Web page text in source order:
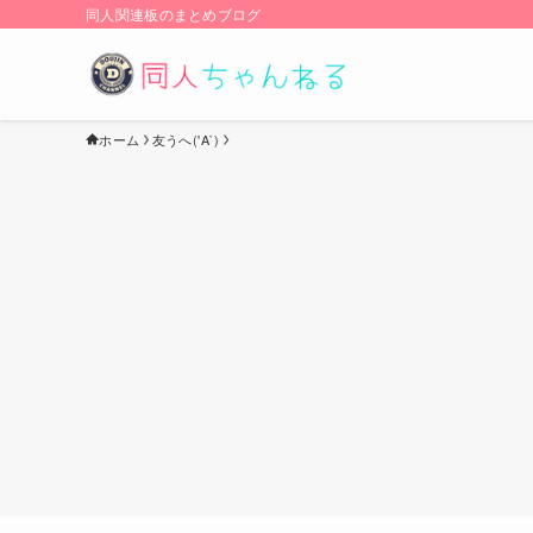
同人関連板のまとめブログ
ホーム 友うへ('A`)